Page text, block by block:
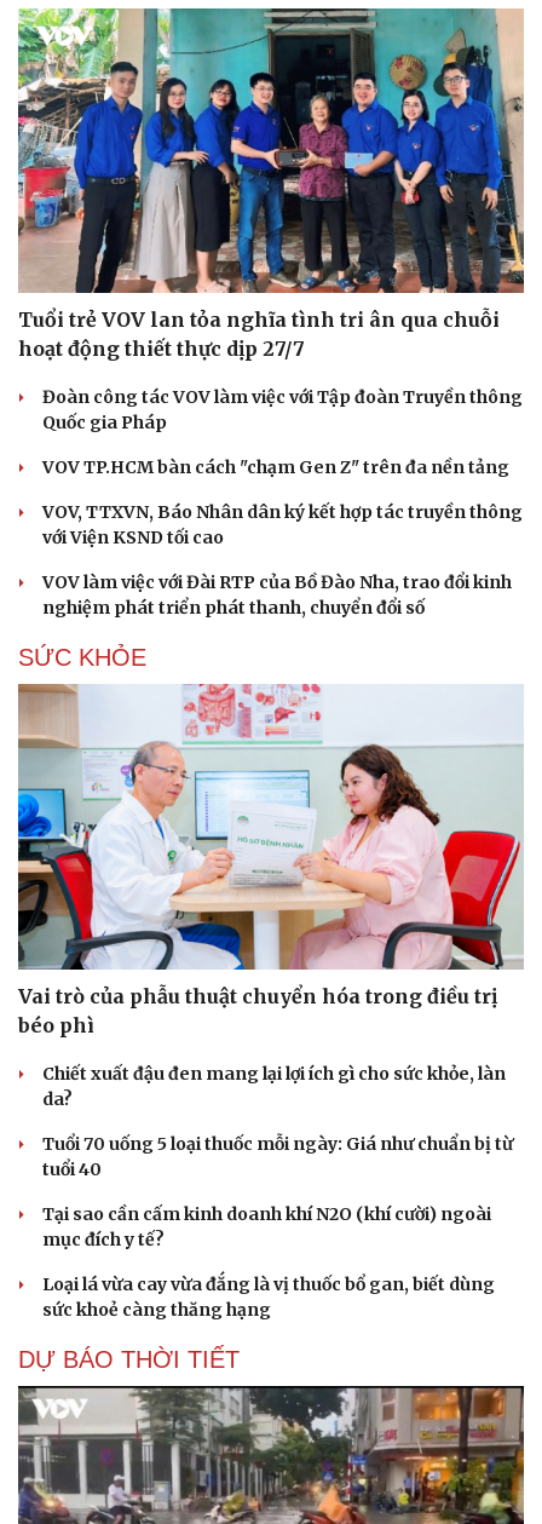
Tuổi trẻ VOV lan tỏa nghĩa tình tri ân qua chuỗi
hoạt động thiết thực dịp 27/7
Đoàn công tác VOV làm việc với Tập đoàn Truyền thông
Quốc gia Pháp
VOV TP.HCM bàn cách "chạm Gen Z" trên đa nền tảng
VOV, TTXVN, Báo Nhân dân ký kết hợp tác truyền thông
với Viện KSND tối cao
VOV làm việc với Đài RTP của Bồ Đào Nha, trao đổi kinh
nghiệm phát triển phát thanh, chuyển đổi số
SỨC KHỎE
Vai trò của phẫu thuật chuyển hóa trong điều trị
béo phì
Chiết xuất đậu đen mang lại lợi ích gì cho sức khỏe, làn
da?
Tuổi 70 uống 5 loại thuốc mỗi ngày: Giá như chuẩn bị từ
tuổi 40
Tại sao cần cấm kinh doanh khí N2O (khí cười) ngoài
mục đích y tế?
Loại lá vừa cay vừa đắng là vị thuốc bổ gan, biết dùng
sức khoẻ càng thăng hạng
DỰ BÁO THỜI TIẾT